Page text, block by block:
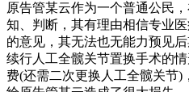
原告管某云作为一个普通公民
知、判断，其有理由相信专业
的意见，其无法也无能力预见
续行人工全髋关节置换手术的
费(还需二次更换人工全髋关节)